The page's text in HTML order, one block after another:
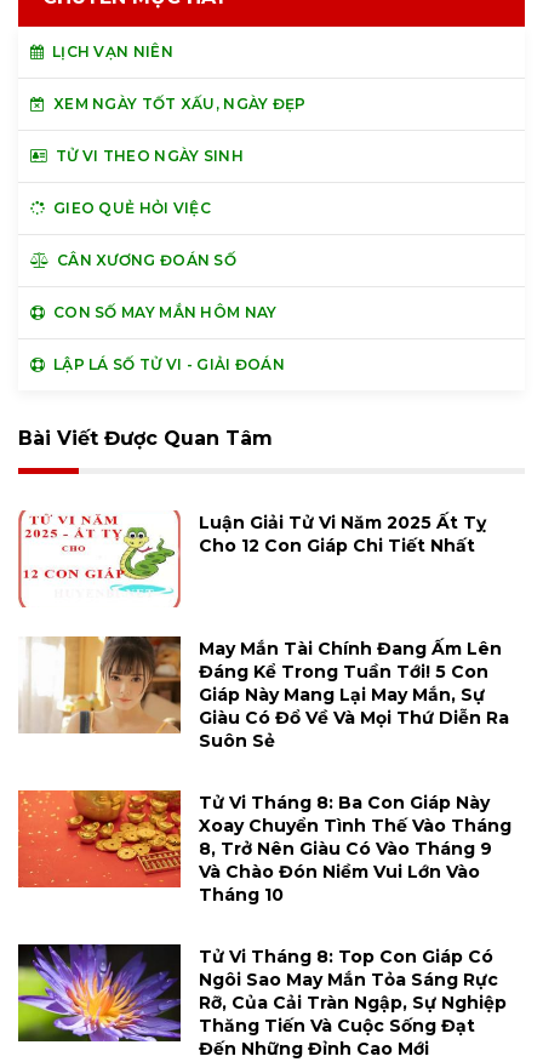
LỊCH VẠN NIÊN
XEM NGÀY TỐT XẤU, NGÀY ĐẸP
TỬ VI THEO NGÀY SINH
GIEO QUẺ HỎI VIỆC
CÂN XƯƠNG ĐOÁN SỐ
CON SỐ MAY MẮN HÔM NAY
LẬP LÁ SỐ TỬ VI - GIẢI ĐOÁN
Bài Viết Được Quan Tâm
Luận Giải Tử Vi Năm 2025 Ất Tỵ
Cho 12 Con Giáp Chi Tiết Nhất
May Mắn Tài Chính Đang Ấm Lên
Đáng Kể Trong Tuần Tới! 5 Con
Giáp Này Mang Lại May Mắn, Sự
Giàu Có Đổ Về Và Mọi Thứ Diễn Ra
Suôn Sẻ
Tử Vi Tháng 8: Ba Con Giáp Này
Xoay Chuyển Tình Thế Vào Tháng
8, Trở Nên Giàu Có Vào Tháng 9
Và Chào Đón Niềm Vui Lớn Vào
Tháng 10
Tử Vi Tháng 8: Top Con Giáp Có
Ngôi Sao May Mắn Tỏa Sáng Rực
Rỡ, Của Cải Tràn Ngập, Sự Nghiệp
Thăng Tiến Và Cuộc Sống Đạt
Đến Những Đỉnh Cao Mới